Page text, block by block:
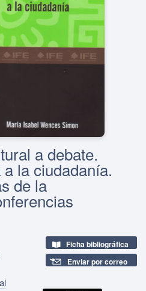
a debate.
la ciudadanía.
de la
Ficha bibliográfica
Enviar por correo